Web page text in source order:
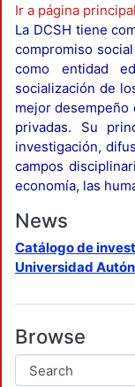
Ir a página
La DCSH tiene
compromiso
como entidad
socialización de
mejor
privadas. Su
investigación,
campos
economía, las
News
Catálogo de
Universidad
Browse